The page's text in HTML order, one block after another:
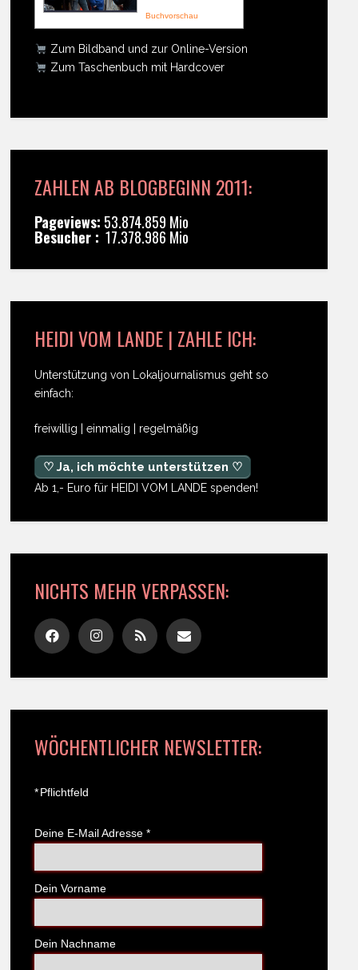
Buchvorschau
Zum Bildband und zur Online-Version
Zum Taschenbuch mit Hardcover
ZAHLEN AB BLOGBEGINN 2011:
Pageviews: 53.874.859 Mio
Besucher : 17.378.986 Mio
HEIDI VOM LANDE | ZAHLE ICH:
Unterstützung von Lokaljournalismus geht so
einfach:
freiwillig | einmalig | regelmäßig
♡ Ja, ich möchte unterstützen ♡
Ab 1,- Euro für HEIDI VOM LANDE spenden!
NICHTS MEHR VERPASSEN:
WÖCHENTLICHER NEWSLETTER:
*Pflichtfeld
Deine E-Mail Adresse *
Dein Vorname
Dein Nachname